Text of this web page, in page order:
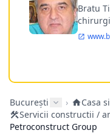
doctor
Bratu
București › Casa
Servicii constructii /
Petroconstruct Group